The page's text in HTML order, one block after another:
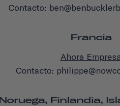
Contacto:
Francia
Ahora
Contacto:
Finlandia,